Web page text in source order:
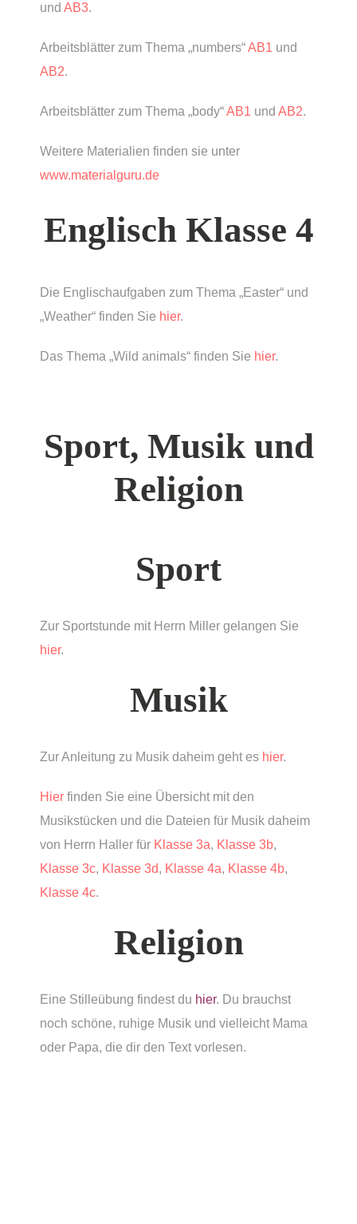
und AB3.
Arbeitsblätter zum Thema „numbers“AB1 und
AB2.
Arbeitsblätter zum Thema „body“AB1 und AB2.
Weitere Materialien finden sie unter
www.materialguru.de
Englisch Klasse 4
Die Englischaufgaben zum Thema „Easter“ und
„Weather“ finden Sie hier.
Das Thema „Wild animals“ finden Sie hier.
Sport, Musik und
Religion
Sport
Zur Sportstunde mit Herrn Miller gelangen Sie
hier.
Musik
Zur Anleitung zu Musik daheim geht es hier.
Hier finden Sie eine Übersicht mit den
Musikstücken und die Dateien für Musik daheim
von Herrn Haller für Klasse 3a, Klasse 3b,
Klasse 3c, Klasse 3d, Klasse 4a, Klasse 4b,
Klasse 4c.
Religion
Eine Stilleübung findest du hier. Du brauchst
noch schöne, ruhige Musik und vielleicht Mama
oder Papa, die dir den Text vorlesen.